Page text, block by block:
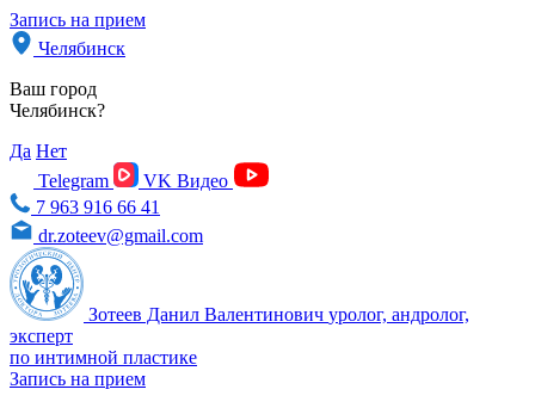
Запись на прием
Челябинск
Ваш город
Челябинск?
Да Нет
Telegram
VK Видео
7 963 916 66 41
dr.zoteev@gmail.com
Зотеев Данил Валентинович уролог, андролог,
эксперт
по интимной пластике
Запись на прием